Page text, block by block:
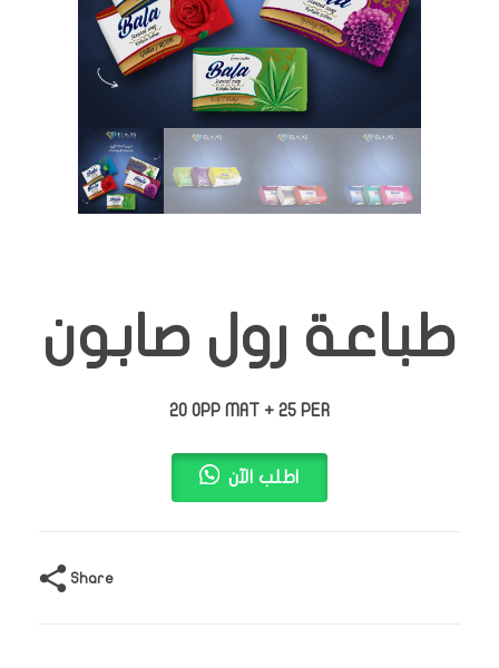
طباعة رول صابون
20 OPP MAT + 25 PER
اطلب الآن
Share